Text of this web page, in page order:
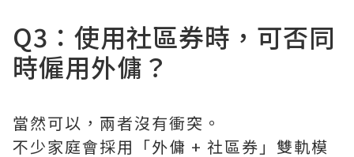
Q3：使用社區券時，可否同
時僱用外傭？
當然可以，兩者沒有衝突。
不少家庭會採用「外傭 + 社區券」雙軌模